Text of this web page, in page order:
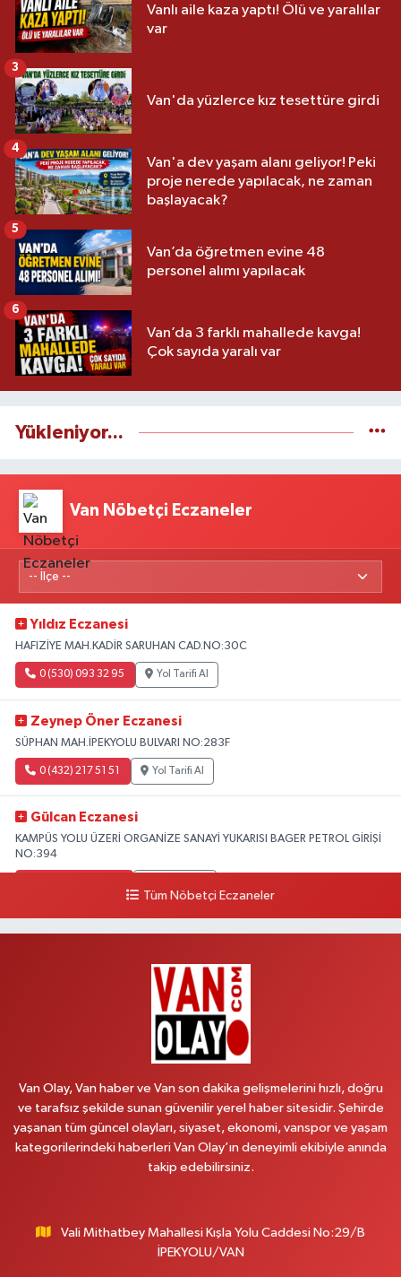
Vanlı aile kaza yaptı! Ölü ve yaralılar
var
Van'da yüzlerce kız tesettüre girdi
3
Van'a dev yaşam alanı geliyor! Peki
proje nerede yapılacak, ne zaman
başlayacak?
4
Van’da öğretmen evine 48
personel alımı yapılacak
5
Van’da 3 farklı mahallede kavga!
Çok sayıda yaralı var
6
Yükleniyor...
Van Nöbetçi Eczaneler
Yıldız Eczanesi
HAFIZİYE MAH.KADİR SARUHAN CAD.NO:30C
0 (530) 093 32 95 Yol Tarifi Al
Zeynep Öner Eczanesi
SÜPHAN MAH.İPEKYOLU BULVARI NO:283F
0 (432) 217 51 51 Yol Tarifi Al
Gülcan Eczanesi
KAMPÜS YOLU ÜZERİ ORGANİZE SANAYİ YUKARISI BAGER PETROL GİRİŞİ
NO:394
HEKİM HASTANESİ ACİL KARŞISI
Yol Tarifi Al
MAHMUDİYE MAH.ATATÜRK CAD.NO:17B
0 (531) 621 69 65 Yol Tarifi Al
Onay Eczanesi
Yenı Derman Eczanesi
Tüm Nöbetçi Eczaneler
Van Olay, Van haber ve Van son dakika gelişmelerini hızlı, doğru
ve tarafsız şekilde sunan güvenilir yerel haber sitesidir. Şehirde
yaşanan tüm güncel olayları, siyaset, ekonomi, vanspor ve yaşam
kategorilerindeki haberleri Van Olay’ın deneyimli ekibiyle anında
takip edebilirsiniz.
Vali Mithatbey Mahallesi Kışla Yolu Caddesi No:29/B
İPEKYOLU/VAN